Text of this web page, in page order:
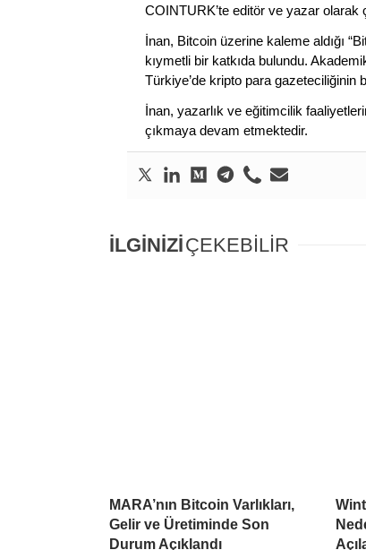
COINTURK’te editör ve yazar olarak
İnan, Bitcoin üzerine kaleme aldığı
kıymetli bir katkıda bulundu.
Türkiye’de kripto para gazeteciliğinin
İnan, yazarlık ve eğitimcilik
çıkmaya devam etmektedir.
İLGİNİZİÇEKEBİLİR
MARA’nın Bitcoin Varlıkları,
Gelir ve Üretiminde Son
Durum Açıklandı